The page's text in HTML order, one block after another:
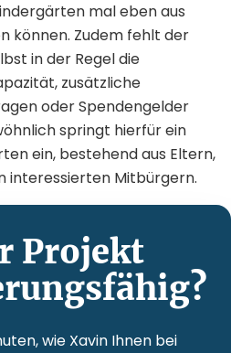
mal eben aus
können. Zudem fehlt der
in der Regel die
zusätzliche
oder Spendengelder
springt hierfür ein
ein, bestehend aus Eltern,
interessierten Mitbürgern.
Projekt
wie Xavin Ihnen bei